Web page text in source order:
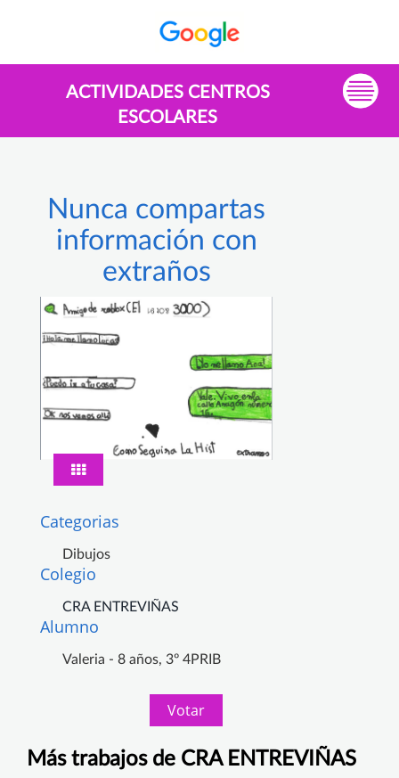
ACTIVIDADES CENTROS
ESCOLARES
Nunca compartas
información con
extraños
Categorias
Dibujos
Colegio
CRA ENTREVIÑAS
Alumno
Valeria - 8 años, 3º 4PRIB
Votar
Más trabajos de CRA ENTREVIÑAS